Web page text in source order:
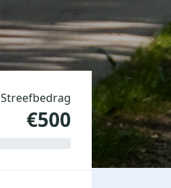
Streefbedrag
€500